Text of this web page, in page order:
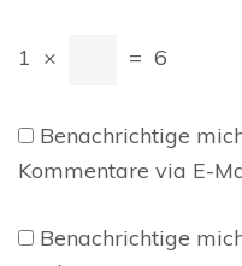
1 × = 6
Benachrichtige
Kommentare via E-
Benachrichtige